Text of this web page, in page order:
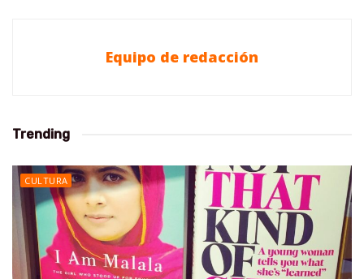
Equipo de redacción
Trending
CULTURA